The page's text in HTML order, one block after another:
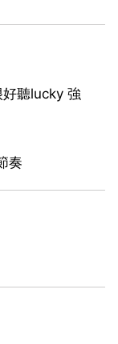
好聽lucky 強
奏